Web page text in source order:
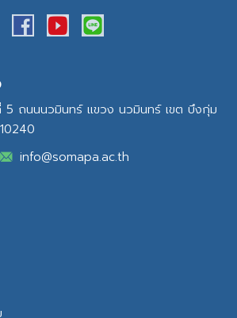
5 ถนนนวมินทร์ แขวง นวมินทร์ เขต บึงกุ่ม
info@somapa.ac.th